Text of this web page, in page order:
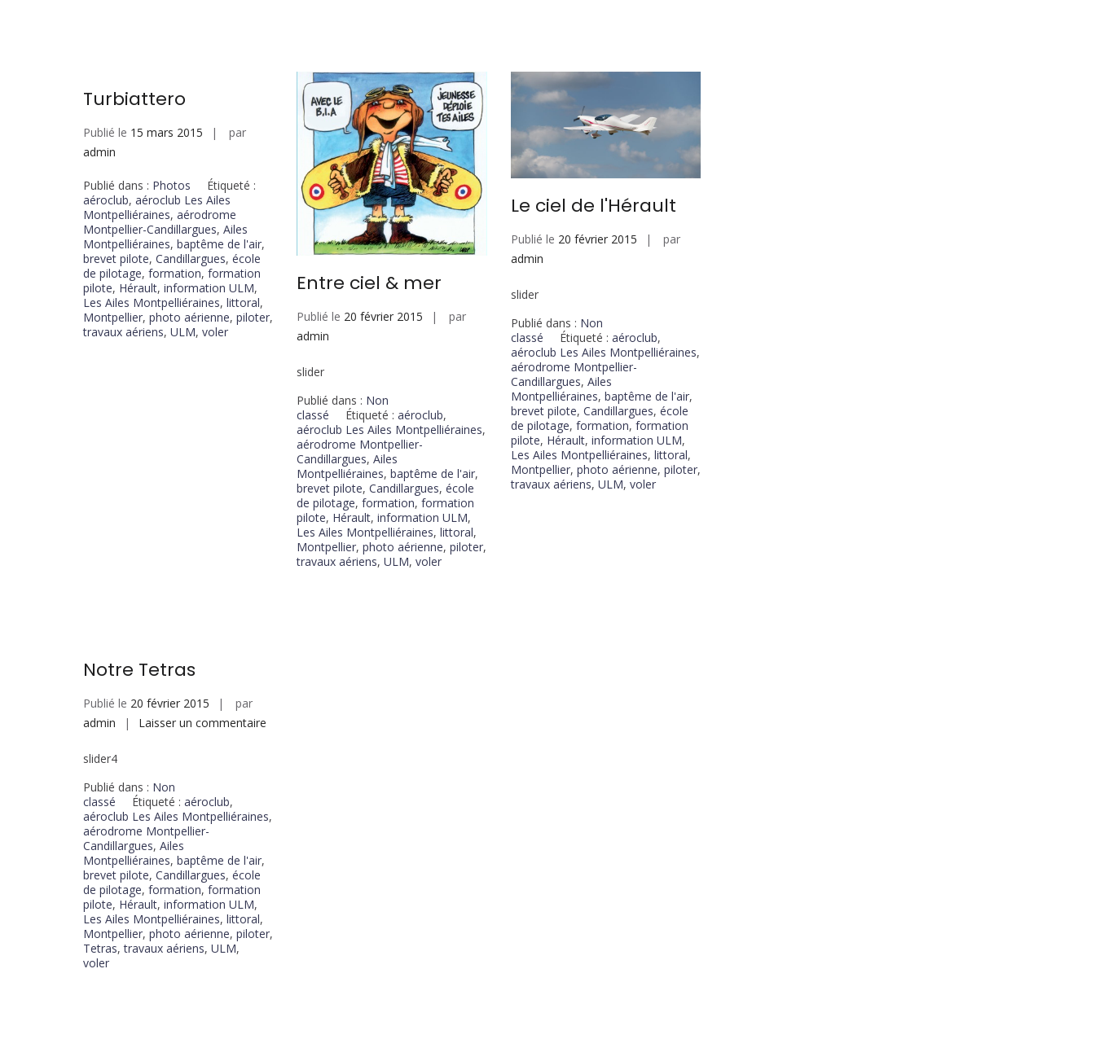
Turbiattero
Publié le 15 mars 2015
par
admin
Publié dans : Photos
Étiqueté :
aéroclub, aéroclub Les Ailes
Montpelliéraines, aérodrome
Montpellier-Candillargues, Ailes
Montpelliéraines, baptême de l'air,
brevet pilote, Candillargues, école
de pilotage, formation, formation
pilote, Hérault, information ULM,
Les Ailes Montpelliéraines, littoral,
Montpellier, photo aérienne, piloter,
travaux aériens, ULM, voler
Entre ciel & mer
Publié le 20 février 2015
par
admin
slider
Publié dans : Non
classé
Étiqueté :aéroclub,
aéroclub Les Ailes Montpelliéraines,
aérodrome Montpellier-
Candillargues,Ailes
Montpelliéraines,baptême de l'air,
brevet pilote,Candillargues,école
de pilotage,formation,formation
pilote, Hérault,information ULM,
Les Ailes Montpelliéraines,littoral,
Montpellier,photo aérienne,piloter,
travaux aériens,ULM,voler
Le ciel de l'Hérault
Publié le 20 février 2015
par
admin
slider
Publié dans : Non
classé
Étiqueté : aéroclub,
aéroclub Les Ailes Montpelliéraines,
aérodrome Montpellier-
Candillargues, Ailes
Montpelliéraines, baptême de l'air,
brevet pilote, Candillargues, école
de pilotage, formation, formation
pilote, Hérault, information ULM,
Les Ailes Montpelliéraines, littoral,
Montpellier, photo aérienne, piloter,
travaux aériens, ULM, voler
Notre Tetras
Publié le 20 février 2015
par
admin
Laisser un commentaire
slider4
Publié dans : Non
classé
Étiqueté : aéroclub,
aéroclub Les Ailes Montpelliéraines,
aérodrome Montpellier-
Candillargues, Ailes
Montpelliéraines, baptême de l'air,
brevet pilote, Candillargues, école
de pilotage, formation, formation
pilote, Hérault, information ULM,
Les Ailes Montpelliéraines, littoral,
Montpellier, photo aérienne, piloter,
Tetras,travaux aériens, ULM,
voler